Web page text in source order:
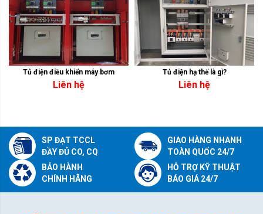
Tủ điện điều khiển máy bơm
Liên hệ
Tủ điện hạ thế là gì?
Liên hệ
SP ĐẠT TCCL
ĐẦY ĐỦ CO, CQ
GIAO HÀNG NHANH
TOÀN QUỐC 24/7
BẢO HÀNH
CHÍNH HÃNG
HỖ TRỢ KỸ THUẬT
BÁO GIÁ 24/7